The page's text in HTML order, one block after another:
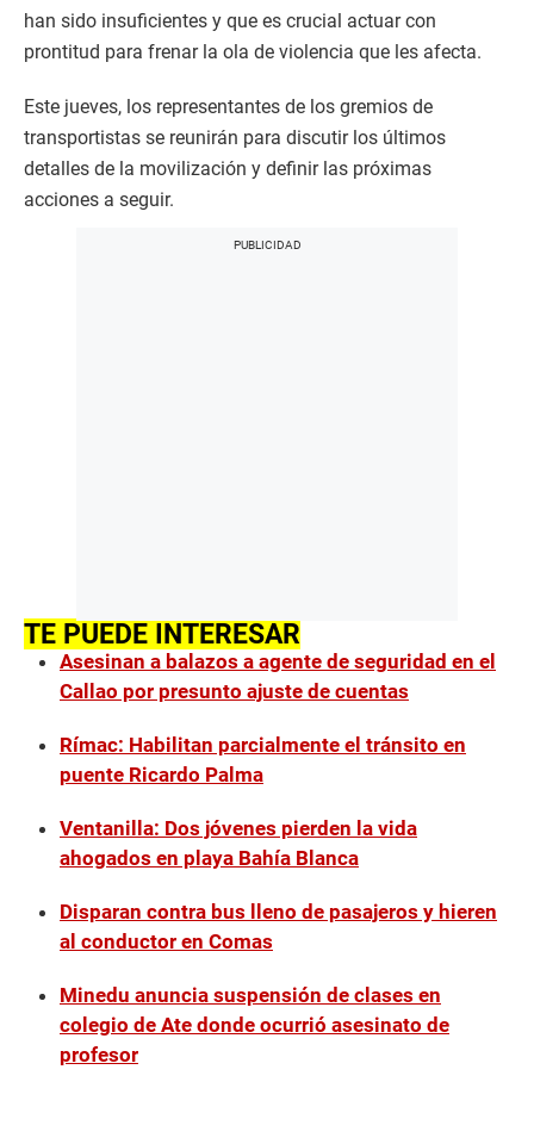
han sido insuficientes y que es crucial actuar con
prontitud para frenar la ola de violencia que les afecta.
Este jueves, los representantes de los gremios de
transportistas se reunirán para discutir los últimos
detalles de la movilización y definir las próximas
acciones a seguir.
TE PUEDE INTERESAR
Asesinan a balazos a agente de seguridad en el
Callao por presunto ajuste de cuentas
Rímac: Habilitan parcialmente el tránsito en
puente Ricardo Palma
Ventanilla: Dos jóvenes pierden la vida
ahogados en playa Bahía Blanca
Disparan contra bus lleno de pasajeros y hieren
al conductor en Comas
Minedu anuncia suspensión de clases en
colegio de Ate donde ocurrió asesinato de
profesor